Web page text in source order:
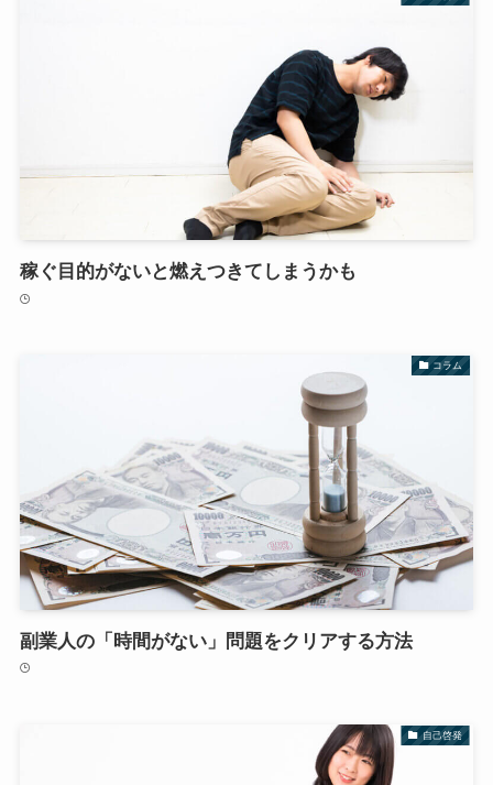
稼ぐ目的がないと燃えつきてしまうかも
コラム
副業人の「時間がない」問題をクリアする方法
自己啓発